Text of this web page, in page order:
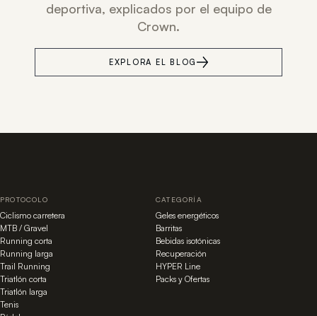
deportiva, explicados por el equipo de
Crown.
EXPLORA EL BLOG
PROTOCOLO
Ciclismo carretera
MTB / Gravel
Running corta
Running larga
Trail Running
Triatlón corta
Triatlón larga
Tenis
CATEGORÍA
Geles energéticos
Barritas
Bebidas isotónicas
Recuperación
HYPER Line
Packs y Ofertas